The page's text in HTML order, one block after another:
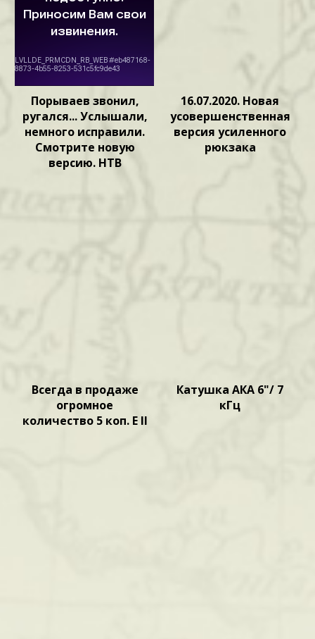
Порываев звонил,
ругался... Услышали,
немного исправили.
Смотрите новую
версию. НТВ
16.07.2020. Новая
усовершенственная
версия усиленного
рюкзака
Всегда в продаже
огромное
количество 5 коп. Е II
Катушка АКА 6"/ 7
кГц